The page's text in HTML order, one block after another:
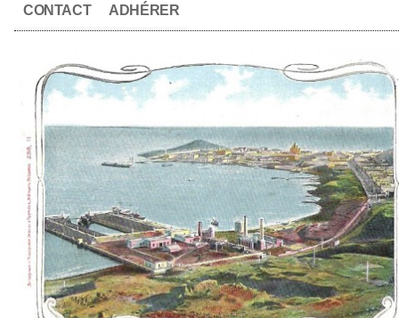
CONTACT ADHÉRER